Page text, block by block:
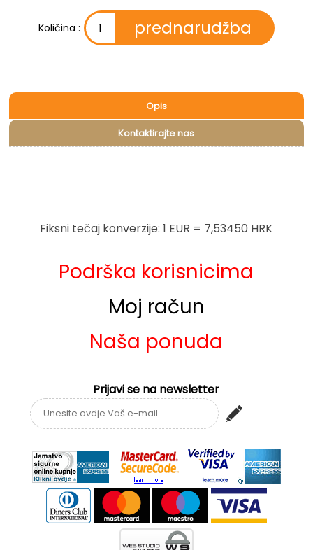
Količina :
Opis
Kontaktirajte nas
Fiksni tečaj konverzije: 1 EUR = 7,53450 HRK
Podrška korisnicima
Moj račun
Naša ponuda
Prijavi se na newsletter